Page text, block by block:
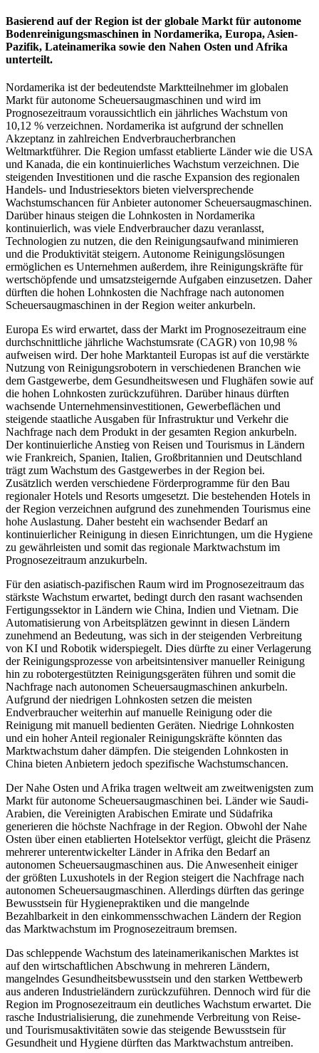
Basierend auf der Region ist der globale Markt für autonome
Bodenreinigungsmaschinen in Nordamerika, Europa, Asien-
Pazifik, Lateinamerika sowie den Nahen Osten und Afrika
unterteilt.
Nordamerika ist der bedeutendste Marktteilnehmer im globalen
Markt für autonome Scheuersaugmaschinen und wird im
Prognosezeitraum voraussichtlich ein jährliches Wachstum von
10,12 % verzeichnen. Nordamerika ist aufgrund der schnellen
Akzeptanz in zahlreichen Endverbraucherbranchen
Weltmarktführer. Die Region umfasst etablierte Länder wie die USA
und Kanada, die ein kontinuierliches Wachstum verzeichnen. Die
steigenden Investitionen und die rasche Expansion des regionalen
Handels- und Industriesektors bieten vielversprechende
Wachstumschancen für Anbieter autonomer Scheuersaugmaschinen.
Darüber hinaus steigen die Lohnkosten in Nordamerika
kontinuierlich, was viele Endverbraucher dazu veranlasst,
Technologien zu nutzen, die den Reinigungsaufwand minimieren
und die Produktivität steigern. Autonome Reinigungslösungen
ermöglichen es Unternehmen außerdem, ihre Reinigungskräfte für
wertschöpfende und umsatzsteigernde Aufgaben einzusetzen. Daher
dürften die hohen Lohnkosten die Nachfrage nach autonomen
Scheuersaugmaschinen in der Region weiter ankurbeln.
Europa Es wird erwartet, dass der Markt im Prognosezeitraum eine
durchschnittliche jährliche Wachstumsrate (CAGR) von 10,98 %
aufweisen wird. Der hohe Marktanteil Europas ist auf die verstärkte
Nutzung von Reinigungsrobotern in verschiedenen Branchen wie
dem Gastgewerbe, dem Gesundheitswesen und Flughäfen sowie auf
die hohen Lohnkosten zurückzuführen. Darüber hinaus dürften
wachsende Unternehmensinvestitionen, Gewerbeflächen und
steigende staatliche Ausgaben für Infrastruktur und Verkehr die
Nachfrage nach dem Produkt in der gesamten Region ankurbeln.
Der kontinuierliche Anstieg von Reisen und Tourismus in Ländern
wie Frankreich, Spanien, Italien, Großbritannien und Deutschland
trägt zum Wachstum des Gastgewerbes in der Region bei.
Zusätzlich werden verschiedene Förderprogramme für den Bau
regionaler Hotels und Resorts umgesetzt. Die bestehenden Hotels in
der Region verzeichnen aufgrund des zunehmenden Tourismus eine
hohe Auslastung. Daher besteht ein wachsender Bedarf an
kontinuierlicher Reinigung in diesen Einrichtungen, um die Hygiene
zu gewährleisten und somit das regionale Marktwachstum im
Prognosezeitraum anzukurbeln.
Für den asiatisch-pazifischen Raum wird im Prognosezeitraum das
stärkste Wachstum erwartet, bedingt durch den rasant wachsenden
Fertigungssektor in Ländern wie China, Indien und Vietnam. Die
Automatisierung von Arbeitsplätzen gewinnt in diesen Ländern
zunehmend an Bedeutung, was sich in der steigenden Verbreitung
von KI und Robotik widerspiegelt. Dies dürfte zu einer Verlagerung
der Reinigungsprozesse von arbeitsintensiver manueller Reinigung
hin zu robotergestützten Reinigungsgeräten führen und somit die
Nachfrage nach autonomen Scheuersaugmaschinen ankurbeln.
Aufgrund der niedrigen Lohnkosten setzen die meisten
Endverbraucher weiterhin auf manuelle Reinigung oder die
Reinigung mit manuell bedienten Geräten. Niedrige Lohnkosten
und ein hoher Anteil regionaler Reinigungskräfte könnten das
Marktwachstum daher dämpfen. Die steigenden Lohnkosten in
China bieten Anbietern jedoch spezifische Wachstumschancen.
Der Nahe Osten und Afrika tragen weltweit am zweitwenigsten zum
Markt für autonome Scheuersaugmaschinen bei. Länder wie Saudi-
Arabien, die Vereinigten Arabischen Emirate und Südafrika
generieren die höchste Nachfrage in der Region. Obwohl der Nahe
Osten über einen etablierten Hotelsektor verfügt, gleicht die Präsenz
mehrerer unterentwickelter Länder in Afrika den Bedarf an
autonomen Scheuersaugmaschinen aus. Die Anwesenheit einiger
der größten Luxushotels in der Region steigert die Nachfrage nach
autonomen Scheuersaugmaschinen. Allerdings dürften das geringe
Bewusstsein für Hygienepraktiken und die mangelnde
Bezahlbarkeit in den einkommensschwachen Ländern der Region
das Marktwachstum im Prognosezeitraum bremsen.
Das schleppende Wachstum des lateinamerikanischen Marktes ist
auf den wirtschaftlichen Abschwung in mehreren Ländern,
mangelndes Gesundheitsbewusstsein und den starken Wettbewerb
aus anderen Industrieländern zurückzuführen. Dennoch wird für die
Region im Prognosezeitraum ein deutliches Wachstum erwartet. Die
rasche Industrialisierung, die zunehmende Verbreitung von Reise-
und Tourismusaktivitäten sowie das steigende Bewusstsein für
Gesundheit und Hygiene dürften das Marktwachstum antreiben.